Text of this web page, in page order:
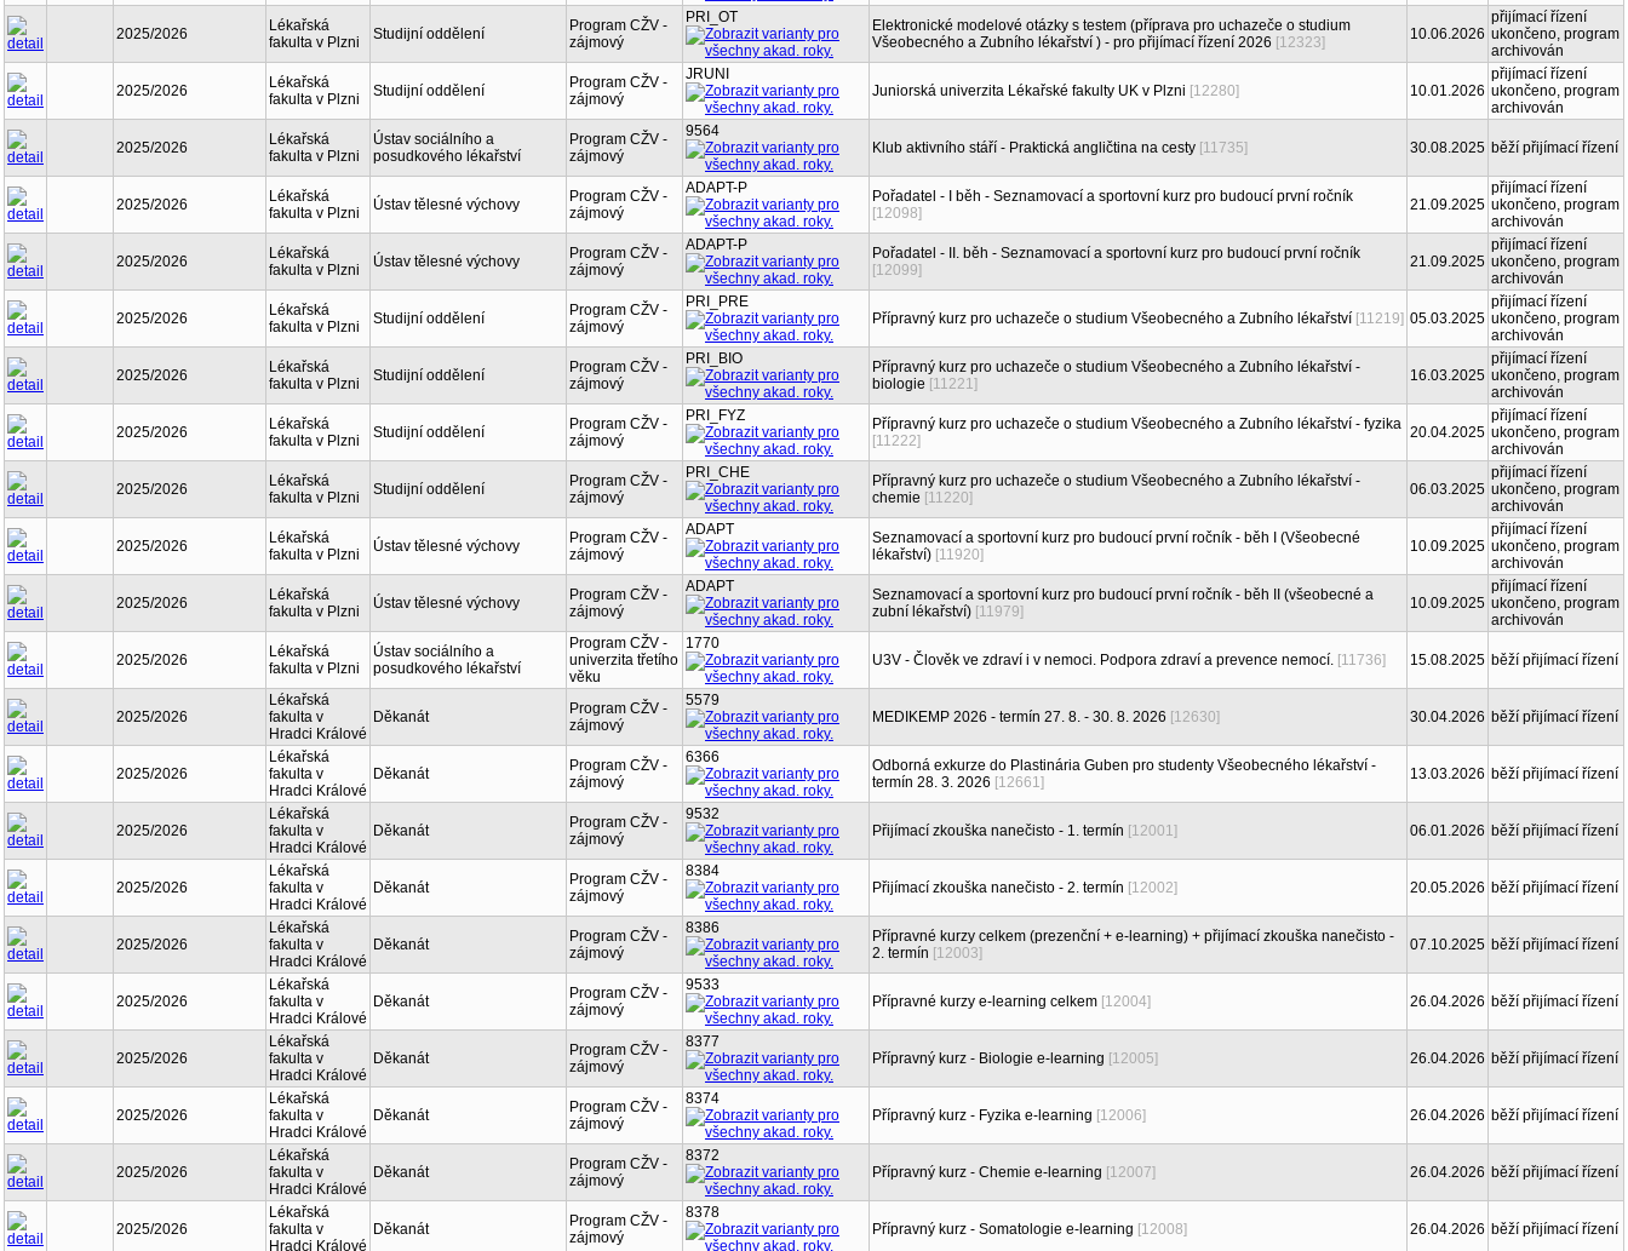
2025/2026
Lékařská
fakulta v Plzni
Studijní oddělení
Program CŽV -
zájmový
PRI_OT
Elektronické modelové otázky s testem (příprava pro uchazeče o studium
Všeobecného a Zubního lékařství ) - pro přijímací řízení 2026 [12323] 10.06.2026
přijímací řízení
ukončeno, program
archivován
2025/2026
Lékařská
fakulta v Plzni
Studijní oddělení
Program CŽV -
zájmový
JRUNI
Juniorská univerzita Lékařské fakulty UK v Plzni [12280] 10.01.2026
přijímací řízení
ukončeno, program
archivován
2025/2026
Lékařská
fakulta v Plzni
Ústav sociálního a
posudkového lékařství
Program CŽV -
zájmový
9564
Klub aktivního stáří - Praktická angličtina na cesty [11735] 30.08.2025 běží přijímací řízení
2025/2026
Lékařská
fakulta v Plzni
Ústav tělesné výchovy
Program CŽV -
zájmový
ADAPT-P
Pořadatel - I běh - Seznamovací a sportovní kurz pro budoucí první ročník
[12098]
21.09.2025
přijímací řízení
ukončeno, program
archivován
2025/2026
Lékařská
fakulta v Plzni
Ústav tělesné výchovy
Program CŽV -
zájmový
ADAPT-P
Pořadatel - II. běh - Seznamovací a sportovní kurz pro budoucí první ročník
[12099]
21.09.2025
přijímací řízení
ukončeno, program
archivován
2025/2026
Lékařská
fakulta v Plzni
Studijní oddělení
Program CŽV -
zájmový
PRI_PRE
Přípravný kurz pro uchazeče o studium Všeobecného a Zubního lékařství [11219] 05.03.2025
přijímací řízení
ukončeno, program
archivován
2025/2026
Lékařská
fakulta v Plzni
Studijní oddělení
Program CŽV -
zájmový
PRI_BIO
Přípravný kurz pro uchazeče o studium Všeobecného a Zubního lékařství -
biologie [11221] 16.03.2025
přijímací řízení
ukončeno, program
archivován
2025/2026
Lékařská
fakulta v Plzni
Studijní oddělení
Program CŽV -
zájmový
PRI_FYZ
Přípravný kurz pro uchazeče o studium Všeobecného a Zubního lékařství - fyzika
[11222]
20.04.2025
přijímací řízení
ukončeno, program
archivován
2025/2026
Lékařská
fakulta v Plzni
Studijní oddělení
Program CŽV -
zájmový
PRI_CHE
Přípravný kurz pro uchazeče o studium Všeobecného a Zubního lékařství -
chemie [11220] 06.03.2025
přijímací řízení
ukončeno, program
archivován
2025/2026
Lékařská
fakulta v Plzni
Ústav tělesné výchovy
Program CŽV -
zájmový
ADAPT
Seznamovací a sportovní kurz pro budoucí první ročník - běh I (Všeobecné
lékařství) [11920] 10.09.2025
přijímací řízení
ukončeno, program
archivován
2025/2026
Lékařská
fakulta v Plzni
Ústav tělesné výchovy
Program CŽV -
zájmový
ADAPT
Seznamovací a sportovní kurz pro budoucí první ročník - běh II (všeobecné a
zubní lékařství) [11979] 10.09.2025
přijímací řízení
ukončeno, program
archivován
2025/2026
Lékařská
fakulta v Plzni
Ústav sociálního a
posudkového lékařství
Program CŽV -
univerzita třetího
věku
1770
U3V - Člověk ve zdraví i v nemoci. Podpora zdraví a prevence nemocí. [11736] 15.08.2025 běží přijímací řízení
2025/2026
Lékařská
fakulta v
Hradci Králové
Děkanát
Program CŽV -
zájmový
5579
MEDIKEMP 2026 - termín 27. 8. - 30. 8. 2026 [12630] 30.04.2026 běží přijímací řízení
2025/2026
Lékařská
fakulta v
Hradci Králové
Děkanát
Program CŽV -
zájmový
6366
Odborná exkurze do Plastinária Guben pro studenty Všeobecného lékařství -
termín 28. 3. 2026 [12661] 13.03.2026 běží přijímací řízení
2025/2026
Lékařská
fakulta v
Hradci Králové
Děkanát
Program CŽV -
zájmový
9532
Přijímací zkouška nanečisto - 1. termín [12001] 06.01.2026 běží přijímací řízení
2025/2026
Lékařská
fakulta v
Hradci Králové
Děkanát
Program CŽV -
zájmový
8384
Přijímací zkouška nanečisto - 2. termín [12002] 20.05.2026 běží přijímací řízení
2025/2026
Lékařská
fakulta v
Hradci Králové
Děkanát
Program CŽV -
zájmový
8386
Přípravné kurzy celkem (prezenční + e-learning) + přijímací zkouška nanečisto -
2. termín [12003] 07.10.2025 běží přijímací řízení
2025/2026
Lékařská
fakulta v
Hradci Králové
Děkanát
Program CŽV -
zájmový
9533
Přípravné kurzy e-learning celkem [12004] 26.04.2026 běží přijímací řízení
2025/2026
Lékařská
fakulta v
Hradci Králové
Děkanát
Program CŽV -
zájmový
8377
Přípravný kurz - Biologie e-learning [12005] 26.04.2026 běží přijímací řízení
2025/2026
Lékařská
fakulta v
Hradci Králové
Děkanát
Program CŽV -
zájmový
8374
Přípravný kurz - Fyzika e-learning [12006] 26.04.2026 běží přijímací řízení
2025/2026
Lékařská
fakulta v
Hradci Králové
Děkanát
Program CŽV -
zájmový
8372
Přípravný kurz - Chemie e-learning [12007] 26.04.2026 běží přijímací řízení
2025/2026
Lékařská
fakulta v
Hradci Králové
Děkanát
Program CŽV -
zájmový
8378
Přípravný kurz - Somatologie e-learning [12008] 26.04.2026 běží přijímací řízení